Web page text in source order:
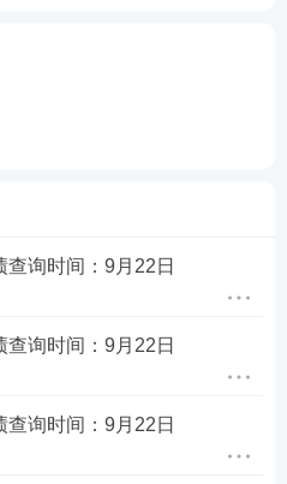
询时间：9月22日
询时间：9月22日
询时间：9月22日